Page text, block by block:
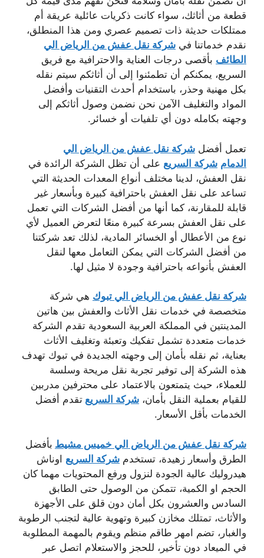
قطعة من أثاثك، سواء كانت ذكريات عائلية عريقة أم
ممتلكات حديثة ذات تصميم عصري ومن هذا المنطلق،
نقدم خدماتنا في شركة نقل عفش من الرياض الي
الطائف بأقصى درجات العناية والاحترافية مع فريق
السريع، يمكنكم أن تطمئنوا إلى أن أثاثكم سيتم نقله
بكل مهنية وحذر، باستخدام أحدث التقنيات وأفضل
المواد والتغليف الآمن نحن نضمن وصول أثاثكم إلى
وجهته بكامله دون أي تلفيات أو خسائر.
تعمل أفضل شركة نقل عفش من الرياض الي
الدمام شركة السريع على أن تظل الشركة الرائدة في
نقل العفش، لدينا مختلف أنواع المعدات الحديثة التي
تساعد على نقل العفش باحترافية كبيرة وبأسعار غير
قابلة للمقارنة، كما أنها من أفضل الشركات التي تعمل
على نقل العفش بسرعة كبيرة منعًا لتعرض العميل لأي
نوع من الأعطال أو الخسائر المادية، لذلك تعد شركتنا
من أفضل الشركات التي يمكن التعامل معها لنقل
العفش بأنواعه باحترافية وجودة لا مثيل لها.
شركة نقل عفش من الرياض الي تبوك هي شركة
متخصصة في خدمات نقل الأثاث والعفش بين هاتين
المدينتين في المملكة العربية السعودية تقدم الشركة
خدمات متعددة تشمل تفكيك وتعبئة وتغليف الأثاث
بعناية، ثم نقله بأمان إلى وجهته الجديدة في تبوك تهدف
هذه الشركة إلى توفير تجربة نقل مريحة وسلسة
للعملاء، حيث يتمتعون بالاعتماد على محترفين مدربين
للقيام بعملية النقل بأمان، شركة السريع تقدم أفضل
الخدمات بأقل الأسعار.
شركة نقل عفش من الرياض الي خميس مشيط بأفضل
الطرق وأسعار زهيدة، تستخدم شركة السريع اوناش
هيدروليك عالية الجودة لنزول ورفع المحتويات مهما كان
الحجم او الكمية، تتمكن من الوصول حتى الطابق
السادس والعشرون بكل أمان دون قلق على الأجهزة
والأثاث، تمتلك مخازن كبيرة وتهوية عالية لتجنب الرطوبة
والغبار، تضم امهر طاقم منظم ويقوم بالمهمة المطلوبة
في الميعاد دون تأخير، للحجز والاستعلام اتصل عبر